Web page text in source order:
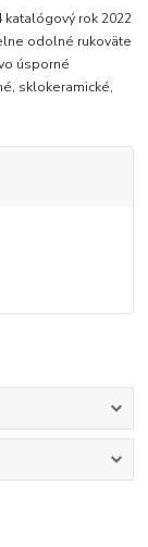
katalógový rok 2022
odolné rukoväte
úsporné
sklokeramické,